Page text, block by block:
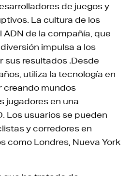
de juegos y
La cultura de los
ADN de la compañía, que
impulsa a los
sus resultados .Desde
utiliza la tecnología en
creando mundos
jugadores en una
Los usuarios se pueden
y corredores en
como Londres, Nueva York